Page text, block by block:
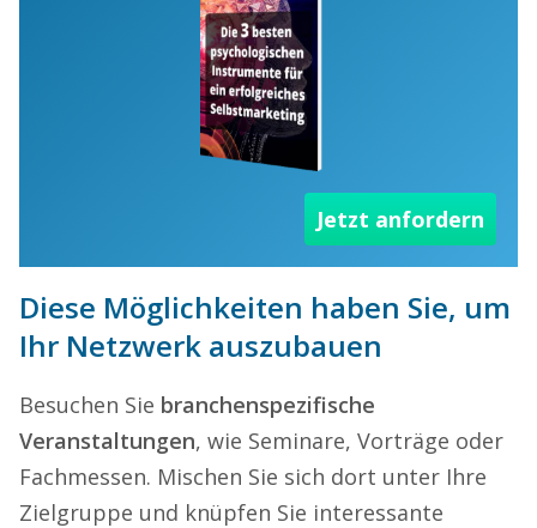
Jetzt anfordern
Diese Möglichkeiten haben Sie, um
Ihr Netzwerk auszubauen
Besuchen Sie branchenspezifische
Veranstaltungen, wie Seminare, Vorträge oder
Fachmessen. Mischen Sie sich dort unter Ihre
Zielgruppe und knüpfen Sie interessante